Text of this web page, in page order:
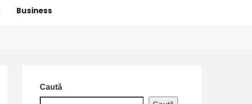
Business
Caută